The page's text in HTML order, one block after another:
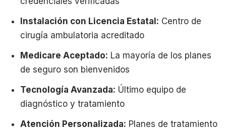
Instalación con Licencia Estatal: Centro de
cirugía ambulatoria acreditado
Medicare Aceptado: La mayoría de los planes
de seguro son bienvenidos
Tecnología Avanzada: Último equipo de
diagnóstico y tratamiento
Atención Personalizada: Planes de tratamiento